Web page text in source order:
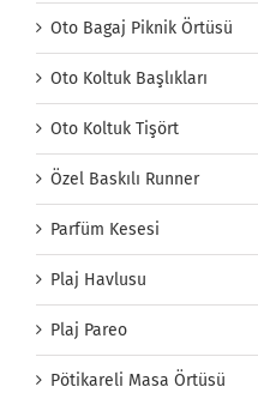
Oto Bagaj Piknik Örtüsü
Oto Koltuk Başlıkları
Oto Koltuk Tişört
Özel Baskılı Runner
Parfüm Kesesi
Plaj Havlusu
Plaj Pareo
Pötikareli Masa Örtüsü